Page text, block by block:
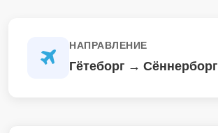
НАПРАВЛЕНИЕ
Гётеборг → Сённерборг